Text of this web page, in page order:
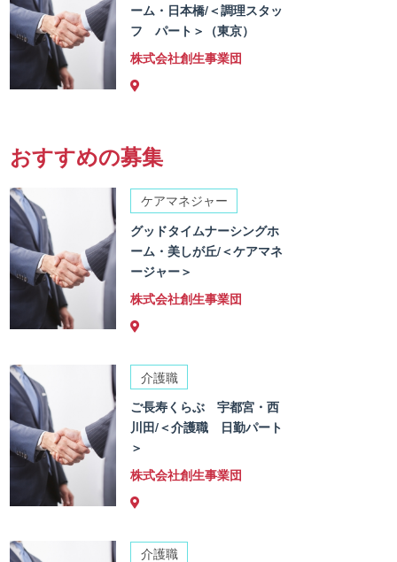
ーム・日本橋/＜調理スタッ
フ パート＞（東京）
株式会社創生事業団
おすすめの募集
ケアマネジャー
グッドタイムナーシングホ
ーム・美しが丘/＜ケアマネ
ージャー＞
株式会社創生事業団
介護職
ご長寿くらぶ 宇都宮・西
川田/＜介護職 日勤パート
＞
株式会社創生事業団
介護職